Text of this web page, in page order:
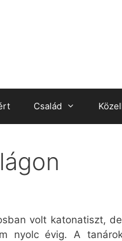
Család
volt katonatiszt,
nyolc évig. A